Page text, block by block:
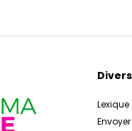
Divers
Lexique